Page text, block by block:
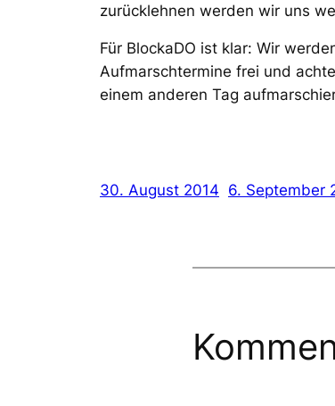
zurücklehnen werden wir uns
Für BlockaDO ist klar: Wir
Aufmarschtermine frei und
einem anderen Tag
30. August 2014 6. September